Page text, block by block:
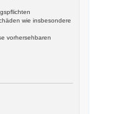
wie insbesondere
vorhersehbaren